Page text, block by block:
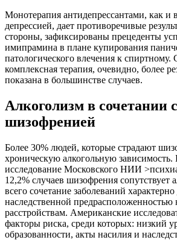
Монотерапия антидепрессантами, как и
депрессией, дает противоречивые
стороны, зафиксированы прецеденты
имипрамина в плане купирования
патологического влечения к спиртному.
комплексная терапия, очевидно, более
показана в большинстве случаев.
Алкоголизм в сочетании с
шизофренией
Более 30% людей, которые страдают
хроническую алкогольную зависимость.
исследование Московского НИИ
12,2% случаев шизофрения сопутствует
всего сочетание заболеваний
наследственной предрасположенностью
расстройствам. Американские
факторы риска, среди которых: низкий
образованности, акты насилия и